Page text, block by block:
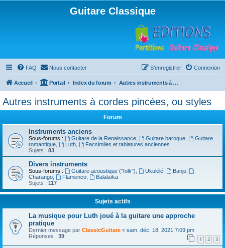
Guitare Classique
FAQ Nous contacter Connexion
S’enregistrer
Accueil Portail Index du forum Autres instruments à cordes pincées, ou styles
Autres instruments à cordes pincées, ou styles
Forum
Instruments anciens
Sous-forums : Guitare de la Renaissance, Guitare baroque,
Guitare
romantique
Luth,
Facsimiles et tablatures anciennes
Sujets : 83
Divers instruments
Sous-forums : Guitare acoustique ("folk") Ukulélé, Banjo,
Charango
Flamenco,
Balalaïka
Sujets : 117
Sujets actifs
La musique pour Luth joué à la guitare une approche
pratique
Dernier message par ClassicGuitare « sam. déc. 18, 2021 7:09 pm
Réponses : 39 1 2 3